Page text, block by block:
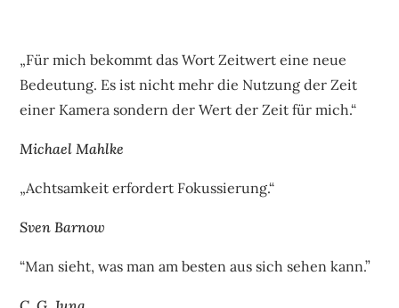
„Für mich bekommt das Wort Zeitwert eine neue
Bedeutung. Es ist nicht mehr die Nutzung der Zeit
einer Kamera sondern der Wert der Zeit für mich.“
Michael Mahlke
„Achtsamkeit erfordert Fokussierung.“
Sven Barnow
“Man sieht, was man am besten aus sich sehen kann.”